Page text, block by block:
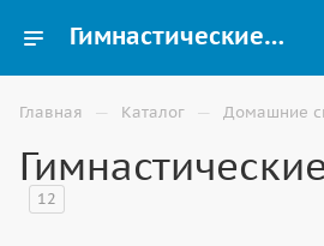
Гимнастические маты купить в Москве | ВИНКО
Главная — Каталог — Домашние
12